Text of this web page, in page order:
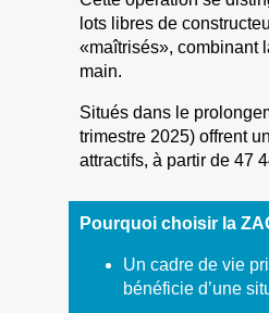
lots libres de
«maîtrisés», combinant
main.
Situés dans le
trimestre 2025) offrent
attractifs, à partir de 47
Pourquoi choisir la
Un cadre de vie
bénéficie d’une